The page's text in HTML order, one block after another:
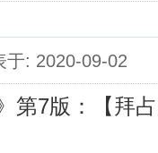
于: 2020-09-02
第7版：【拜